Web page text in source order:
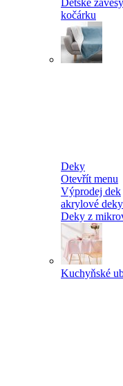
Dětské
kočárku
Deky
Otevřít menu
Výprodej dek
akrylové deky
Deky z
Kuchyňské